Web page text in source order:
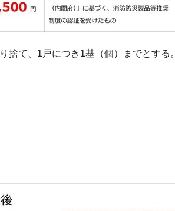
捨て、1戸につき1基（個）までとする。